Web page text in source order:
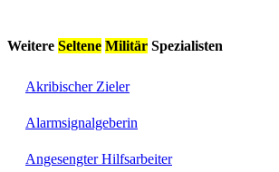
Weitere Seltene Militär Spezialisten
Akribischer Zieler
Alarmsignalgeberin
Angesengter Hilfsarbeiter